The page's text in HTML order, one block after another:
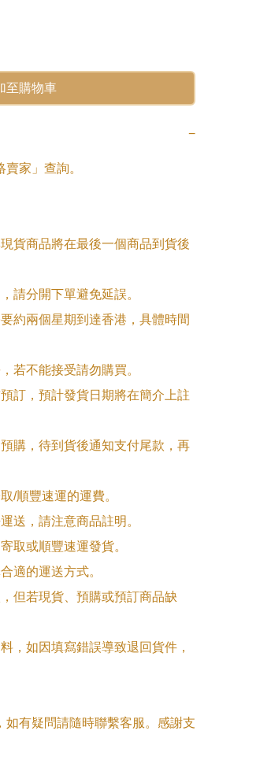
至購物車
−
家」查詢。
貨商品將在最後一個商品到貨後
請分開下單避免延誤。
約兩個星期到達香港，具體時間
若不能接受請勿購買。
訂，預計發貨日期將在簡介上註
購，待到貨後通知支付尾款，再
/順豐速運的運費。
送，請注意商品註明。
取或順豐速運發貨。
適的運送方式。
但若現貨、預購或預訂商品缺
，如因填寫錯誤導致退回貨件，
如有疑問請隨時聯繫客服。感謝支